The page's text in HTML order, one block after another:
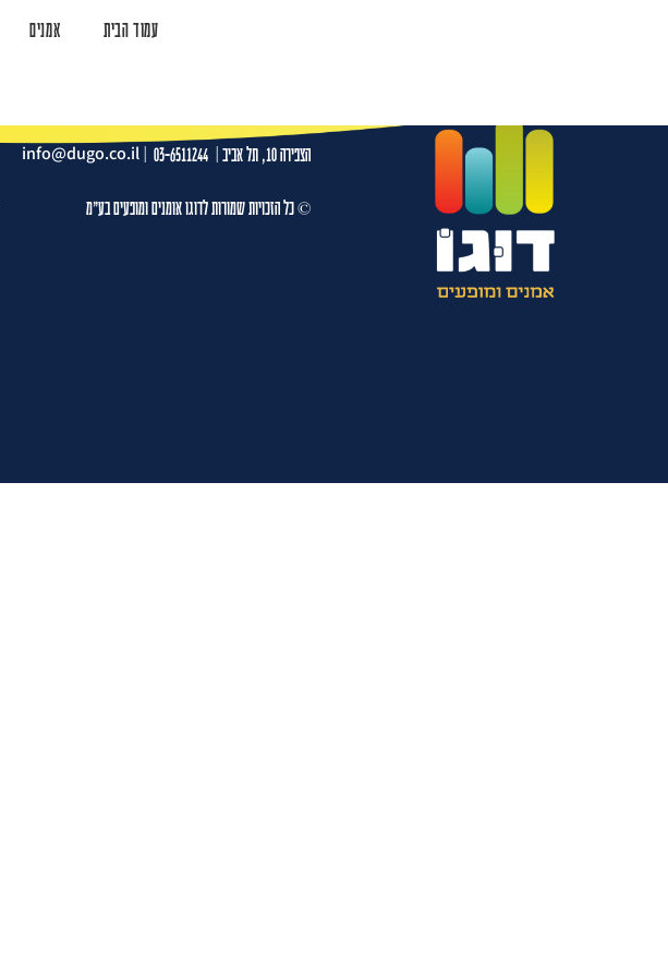
עמוד הבית אמנים
הצפירה 10, תל אביב |
03-6511244
|
info@dugo.co.il
© כל הזכויות שמורות לדוגו אומנים ומופעים בע"מ